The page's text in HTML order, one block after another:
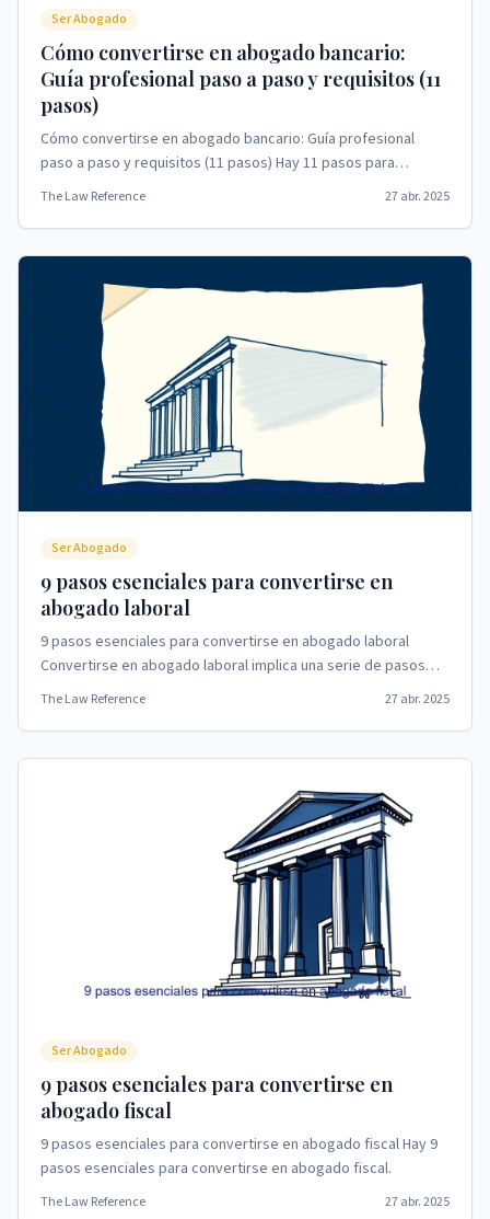
Ser Abogado
Cómo convertirse en abogado bancario:
Guía profesional paso a paso y requisitos (11
pasos)
Cómo convertirse en abogado bancario: Guía profesional
paso a paso y requisitos (11 pasos) Hay 11 pasos para
convertirse en abogado bancario.
The Law Reference 27 abr. 2025
Ser Abogado
9 pasos esenciales para convertirse en
abogado laboral
9 pasos esenciales para convertirse en abogado laboral
Convertirse en abogado laboral implica una serie de pasos
estratégicos y formativos.
The Law Reference 27 abr. 2025
Ser Abogado
9 pasos esenciales para convertirse en
abogado fiscal
9 pasos esenciales para convertirse en abogado fiscal Hay 9
pasos esenciales para convertirse en abogado fiscal.
The Law Reference 27 abr. 2025